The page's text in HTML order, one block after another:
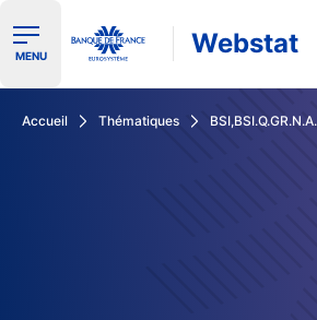
Ouvrir le menu de navigation
MENU Webstat
Accueil Thématiques